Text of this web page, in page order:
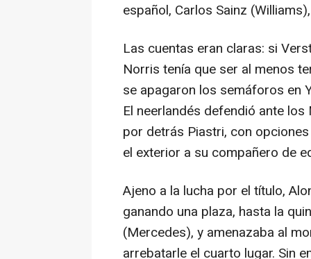
español, Carlos Sainz
Las cuentas eran claras: si
Norris tenía que ser al menos
se apagaron los semáforos en
El neerlandés defendió ante
por detrás Piastri, con
el exterior a su compañero de
Ajeno a la lucha por el título,
ganando una plaza, hasta la
(Mercedes), y amenazaba al
arrebatarle el cuarto lugar. Sin